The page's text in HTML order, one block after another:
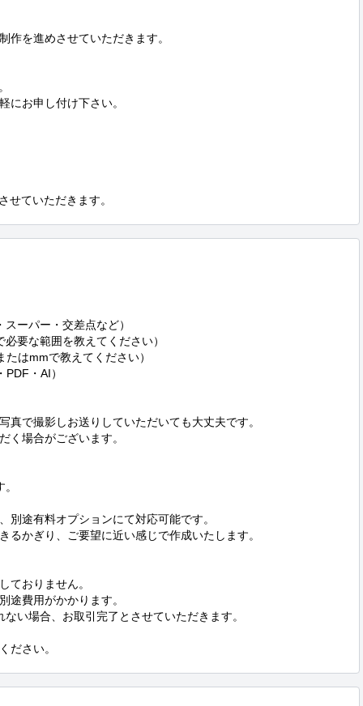
作を進めさせていただきます。
にお申し付け下さい。
せていただきます。
ーパー・交差点など）
要な範囲を教えてください）
はmmで教えてください）
・AI）
で撮影しお送りしていただいても大丈夫です。
場合がございます。
途有料オプションにて対応可能です。
かぎり、ご要望に近い感じで作成いたします。
ておりません。
途費用がかかります。
い場合、お取引完了とさせていただきます。
ださい。